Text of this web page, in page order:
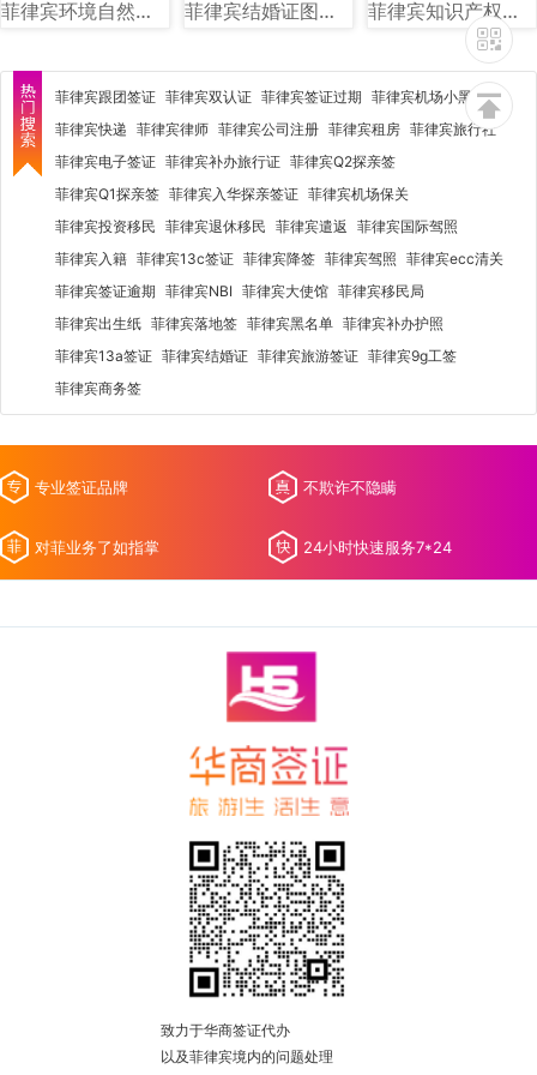
菲律宾环境自然资源部（DENR）图文讲解 菲律宾结婚证图片样式 菲律宾知识产权局（IPOPHL）图文讲解
菲律宾跟团签证 菲律宾双认证 菲律宾签证过期 菲律宾机场小黑屋
菲律宾快递 菲律宾律师 菲律宾公司注册 菲律宾租房 菲律宾旅行社
菲律宾电子签证 菲律宾补办旅行证 菲律宾Q2探亲签
菲律宾Q1探亲签 菲律宾入华探亲签证 菲律宾机场保关
菲律宾投资移民 菲律宾退休移民 菲律宾遣返
菲律宾国际驾照
菲律宾入籍 菲律宾13c签证 菲律宾降签 菲律宾驾照 菲律宾ecc清关
菲律宾签证逾期 菲律宾NBI 菲律宾大使馆 菲律宾移民局
菲律宾出生纸 菲律宾落地签 菲律宾黑名单 菲律宾补办护照
菲律宾13a签证 菲律宾结婚证 菲律宾旅游签证 菲律宾9g工签
菲律宾商务签
专业签证品牌 不欺诈不隐瞒
对菲业务了如指掌 24小时快速服务7*24
致力于华商签证代办
以及菲律宾境内的问题处理